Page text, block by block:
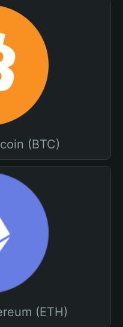
(BTC)
(ETH)